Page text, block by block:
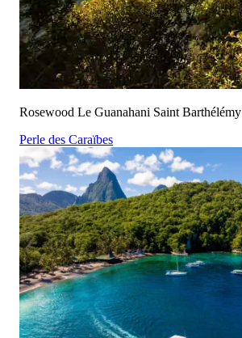
Rosewood Le Guanahani Saint Barthélémy
Perle des Caraïbes